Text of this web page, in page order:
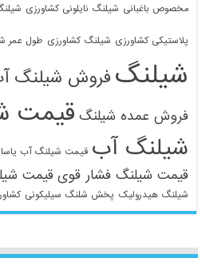
مخصوص باغبانی شیلنگ نایلونی کشاورزی
پلاستیکی کشاورزی شیلنگ کشاورزی طول عمر
شیلنگ فروش شیلنگ
فروش عمده شیلنگ قیمت
شیلنگ آب قیمت شیلنگ آب یاسا
قیمت شیلنگ فشار قوی قیمت
شیلنگ هیدرولیک پخش شلنگ سیلیکونی